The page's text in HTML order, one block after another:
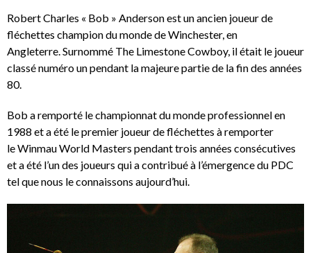
Robert Charles « Bob » Anderson est un ancien joueur de
fléchettes champion du monde de Winchester, en
Angleterre. Surnommé The Limestone Cowboy, il était le joueur
classé numéro un pendant la majeure partie de la fin des années
80.
Bob a remporté le championnat du monde professionnel en
1988 et a été le premier joueur de fléchettes à remporter
le Winmau World Masters pendant trois années consécutives
et a été l’un des joueurs qui a contribué à l’émergence du PDC
tel que nous le connaissons aujourd’hui.